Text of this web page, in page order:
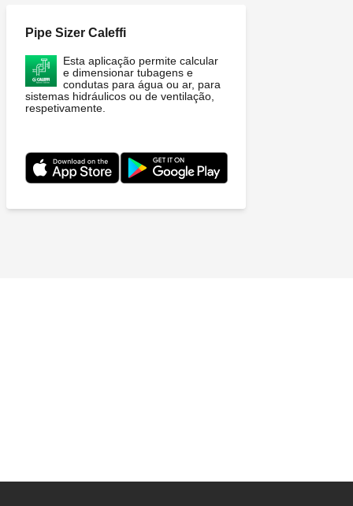
Pipe Sizer Caleffi
Esta aplicação permite calcular
e dimensionar tubagens e
condutas para água ou ar, para
sistemas hidráulicos ou de ventilação,
respetivamente.